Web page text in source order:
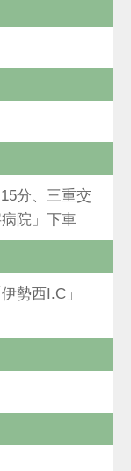
分、三重交
院」下車
勢西I.C」